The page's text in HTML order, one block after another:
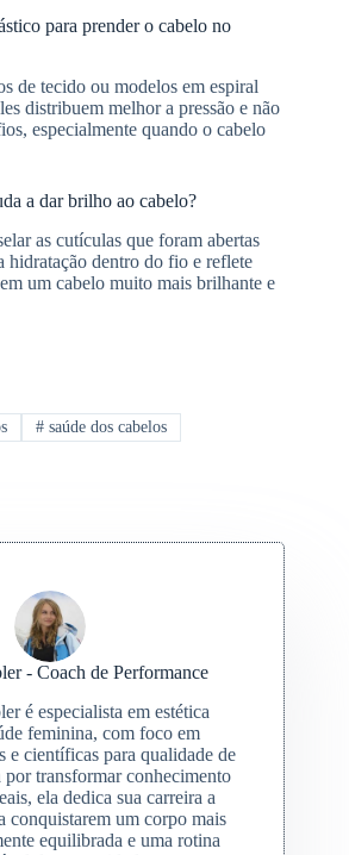
para prender o cabelo no
de tecido ou modelos em espiral
distribuem melhor a pressão e não
especialmente quando o cabelo
a dar brilho ao cabelo?
as cutículas que foram abertas
hidratação dentro do fio e reflete
um cabelo muito mais brilhante e
#saúde dos cabelos
- Coach de Performance
é especialista em estética
feminina, com foco em
e científicas para qualidade de
transformar conhecimento
ela dedica sua carreira a
conquistarem um corpo mais
equilibrada e uma rotina